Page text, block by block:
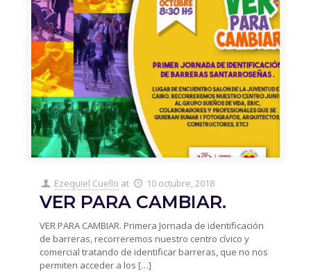
Ezequiel Cuello at 10 octubre, 2018
VER PARA CAMBIAR.
VER PARA CAMBIAR. Primera Jornada de identificación
de barreras, recorreremos nuestro centro cívico y
comercial tratando de identificar barreras, que no nos
permiten acceder a los […]